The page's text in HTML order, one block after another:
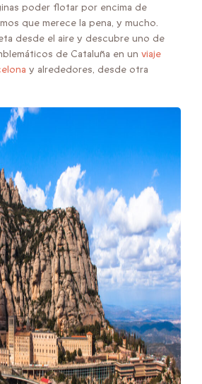
poder flotar por encima de
que merece la pena, y mucho.
desde el aire y descubre uno de
de Cataluña en un viaje
y alrededores, desde otra